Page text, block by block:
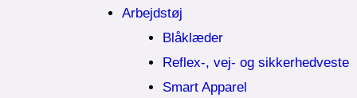
Arbejdstøj
Blåklæder
Reflex-, vej- og sikkerhedveste
Smart Apparel